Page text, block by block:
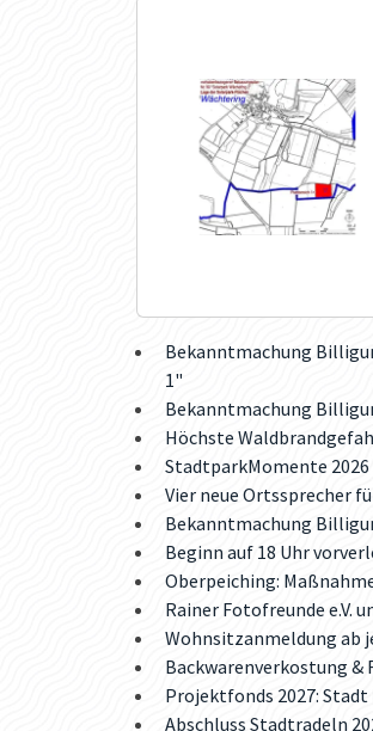
Bekanntmachung
1"
Bekanntmachung
Höchste
StadtparkMomente 2026
Vier neue Ortssprecher
Bekanntmachung
Beginn auf 18 Uhr
Oberpeiching:
Rainer Fotofreunde e.V.
Wohnsitzanmeldung ab
Backwarenverkostung &
Projektfonds 2027:
Abschluss Stadtradeln